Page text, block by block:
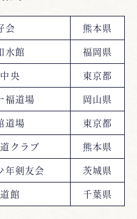
会
熊本県
水館 福岡県
央
東京都
福道場
岡山県
道場
東京都
クラブ
熊本県
年剣友会
茨城県
館
千葉県